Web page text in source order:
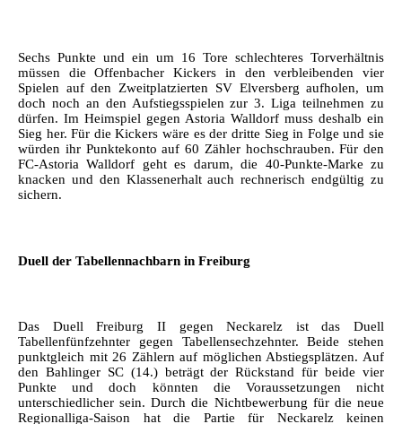
Sechs Punkte und ein um 16 Tore schlechteres Torverhältnis
müssen die Offenbacher Kickers in den verbleibenden vier
Spielen auf den Zweitplatzierten SV Elversberg aufholen, um
doch noch an den Aufstiegsspielen zur 3. Liga teilnehmen zu
dürfen. Im Heimspiel gegen Astoria Walldorf muss deshalb ein
Sieg her. Für die Kickers wäre es der dritte Sieg in Folge und sie
würden ihr Punktekonto auf 60 Zähler hochschrauben. Für den
FC-Astoria Walldorf geht es darum, die 40-Punkte-Marke zu
knacken und den Klassenerhalt auch rechnerisch endgültig zu
sichern.
Duell der Tabellennachbarn in Freiburg
Das Duell Freiburg II gegen Neckarelz ist das Duell
Tabellenfünfzehnter gegen Tabellensechzehnter. Beide stehen
punktgleich mit 26 Zählern auf möglichen Abstiegsplätzen. Auf
den Bahlinger SC (14.) beträgt der Rückstand für beide vier
Punkte und doch könnten die Voraussetzungen nicht
unterschiedlicher sein. Durch die Nichtbewerbung für die neue
Regionalliga-Saison hat die Partie für Neckarelz keinen